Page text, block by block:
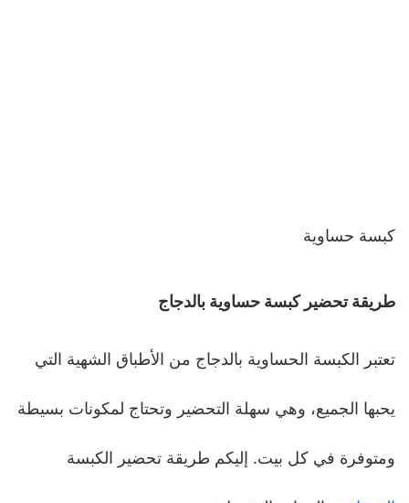
كبسة حساوية
طريقة تحضير كبسة حساوية بالدجاج
تعتبر الكبسة الحساوية بالدجاج من الأطباق الشهية التي
يحبها الجميع، وهي سهلة التحضير وتحتاج لمكونات بسيطة
ومتوفرة في كل بيت. إليكم طريقة تحضير الكبسة